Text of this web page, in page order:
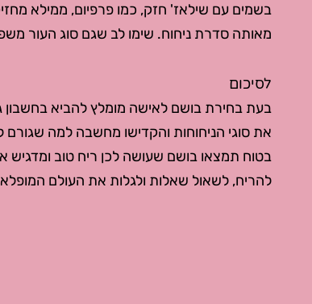
בשמים עם שילאז' חזק, כמו פרפיום, ממילא
מאותה סדרת ניחוח. שימו לב שגם סוג העור
לסיכום
בעת בחירת בושם לאישה מומלץ להביא בחשבון
את סוגי הניחוחות והקדישו מחשבה למה שגורם
בטוח תמצאו בושם שעושה לכן ריח טוב ומדגיש
להריח, לשאול שאלות ולגלות את העולם